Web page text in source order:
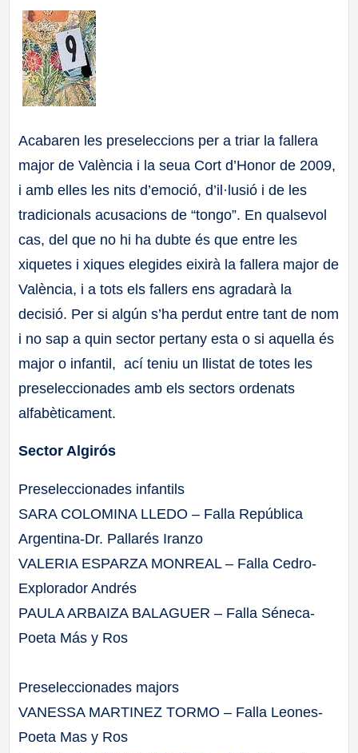
Acabaren les preseleccions per a triar la fallera
major de València i la seua Cort d’Honor de 2009,
i amb elles les nits d’emoció, d’il·lusió i de les
tradicionals acusacions de “tongo”. En qualsevol
cas, del que no hi ha dubte és que entre les
xiquetes i xiques elegides eixirà la fallera major de
València, i a tots els fallers ens agradarà la
decisió. Per si algún s’ha perdut entre tant de nom
i no sap a quin sector pertany esta o si aquella és
major o infantil, ací teniu un llistat de totes les
preseleccionades amb els sectors ordenats
alfabèticament.
Sector Algirós
Preseleccionades infantils
SARA COLOMINA LLEDO – Falla República
Argentina-Dr. Pallarés Iranzo
VALERIA ESPARZA MONREAL – Falla Cedro-
Explorador Andrés
PAULA ARBAIZA BALAGUER – Falla Séneca-
Poeta Más y Ros
Preseleccionades majors
VANESSA MARTINEZ TORMO – Falla Leones-
Poeta Mas y Ros